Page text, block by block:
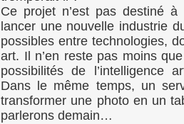
Ce projet n’est pas destiné
lancer une nouvelle industrie
possibles entre technologies,
art. Il n’en reste pas moins
possibilités de l’intelligence
Dans le même temps, un
transformer une photo en un
parlerons demain…